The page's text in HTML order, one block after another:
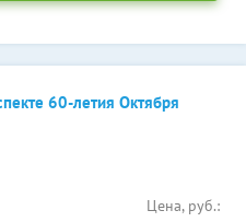
60-летия Октября
Цена, руб.: